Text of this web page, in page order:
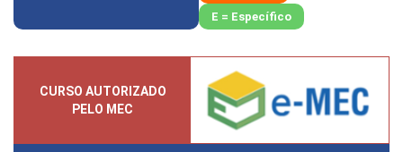
E = Específico
CURSO AUTORIZADO
PELO MEC